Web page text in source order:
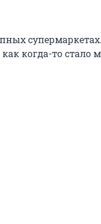
когда-то стало